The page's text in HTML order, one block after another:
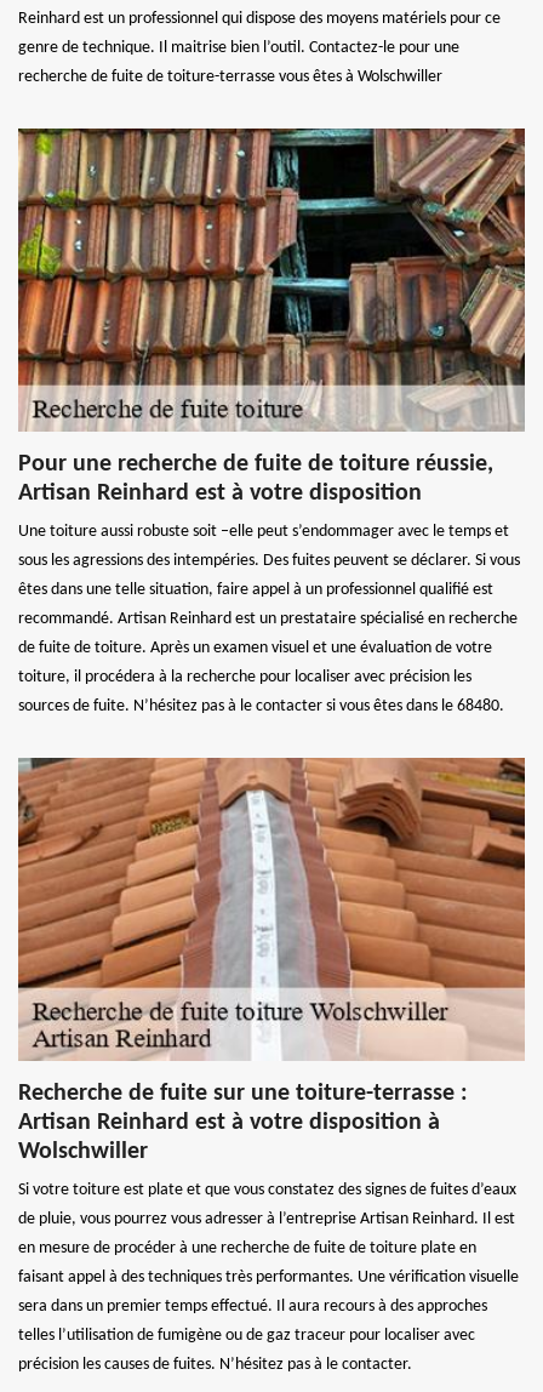
Reinhard est un professionnel qui dispose des moyens matériels pour ce
genre de technique. Il maitrise bien l’outil. Contactez-le pour une
recherche de fuite de toiture-terrasse vous êtes à Wolschwiller
Pour une recherche de fuite de toiture réussie,
Artisan Reinhard est à votre disposition
Une toiture aussi robuste soit –elle peut s’endommager avec le temps et
sous les agressions des intempéries. Des fuites peuvent se déclarer. Si vous
êtes dans une telle situation, faire appel à un professionnel qualifié est
recommandé. Artisan Reinhard est un prestataire spécialisé en recherche
de fuite de toiture. Après un examen visuel et une évaluation de votre
toiture, il procédera à la recherche pour localiser avec précision les
sources de fuite. N’hésitez pas à le contacter si vous êtes dans le 68480.
Recherche de fuite sur une toiture-terrasse :
Artisan Reinhard est à votre disposition à
Wolschwiller
Si votre toiture est plate et que vous constatez des signes de fuites d’eaux
de pluie, vous pourrez vous adresser à l’entreprise Artisan Reinhard. Il est
en mesure de procéder à une recherche de fuite de toiture plate en
faisant appel à des techniques très performantes. Une vérification visuelle
sera dans un premier temps effectué. Il aura recours à des approches
telles l’utilisation de fumigène ou de gaz traceur pour localiser avec
précision les causes de fuites. N’hésitez pas à le contacter.